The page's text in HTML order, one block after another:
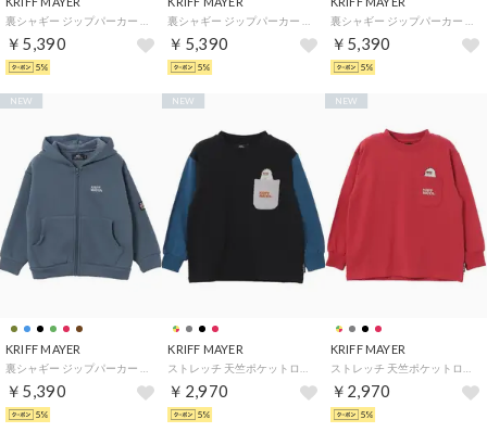
￥5,390
5%
￥5,390
5%
￥5,390
5%
KRIFF MAYER
裏シャギー ジップパーカー （L/BLUE）
￥5,390
NEW
5%
KRIFF MAYER
ストレッチ 天竺ポケットロン Tシャツ (雪雄) （MULTI-COL）
￥2,970
NEW
5%
KRIFF MAYER
ストレッチ 天竺ポケットロン Tシャツ (雪雄) （RED）
￥2,970
NEW
5%